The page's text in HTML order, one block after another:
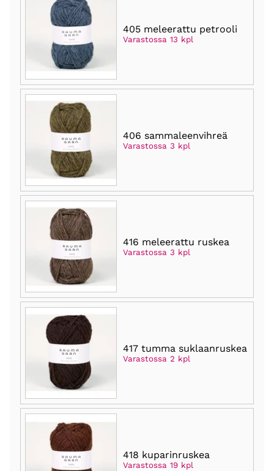
405 meleerattu petrooli
Varastossa 13 kpl
406 sammaleenvihreä
Varastossa 3 kpl
416 meleerattu ruskea
Varastossa 3 kpl
417 tumma suklaanruskea
Varastossa 2 kpl
418 kuparinruskea
Varastossa 19 kpl